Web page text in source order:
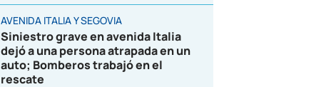
AVENIDA ITALIA Y SEGOVIA
Siniestro grave en avenida Italia
dejó a una persona atrapada en un
auto; Bomberos trabajó en el
rescate